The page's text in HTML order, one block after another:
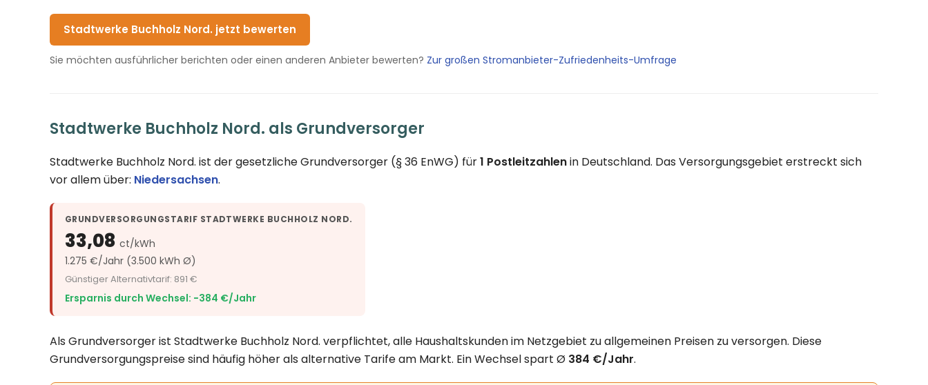
Stadtwerke Buchholz Nord. jetzt bewerten
Sie möchten ausführlicher berichten oder einen anderen Anbieter bewerten? Zur großen Stromanbieter-Zufriedenheits-Umfrage
Stadtwerke Buchholz Nord. als Grundversorger
Stadtwerke Buchholz Nord. ist der gesetzliche Grundversorger (§ 36 EnWG) für1 Postleitzahlenin Deutschland. Das Versorgungsgebiet erstreckt sich
vor allem über: Niedersachsen.
GRUNDVERSORGUNGSTARIF STADTWERKE BUCHHOLZ NORD.
33,08 ct/kWh
1.275 €/Jahr (3.500 kWh Ø)
Günstiger Alternativtarif: 891 €
Ersparnis durch Wechsel: −384 €/Jahr
Als Grundversorger ist Stadtwerke Buchholz Nord. verpflichtet, alle Haushaltskunden im Netzgebiet zu allgemeinen Preisen zu versorgen. Diese
Grundversorgungspreise sind häufig höher als alternative Tarife am Markt. Ein Wechsel spart Ø 384 €/Jahr.